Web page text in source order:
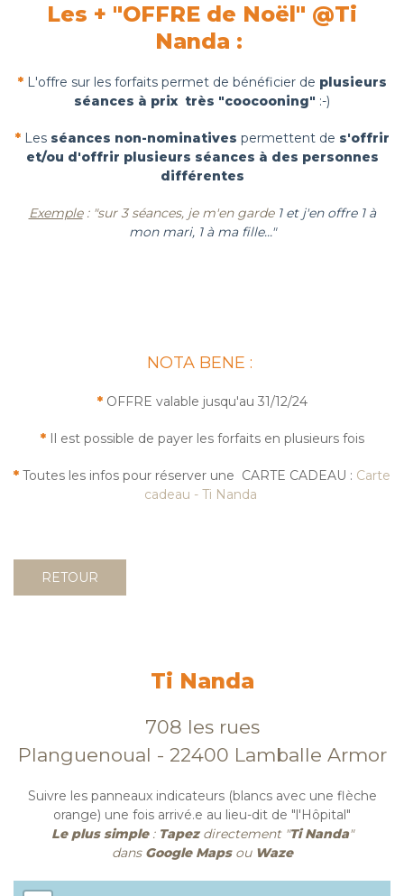
Les + "OFFRE de Noël" @Ti
Nanda :
*L'offre sur les forfaits permet de bénéficier de plusieurs
séances à prix très "coocooning" :-)
* Les séances non-nominatives permettent de s'offrir
et/ou d'offrir plusieurs séances à des personnes
différentes
Exemple: "sur 3 séances, je m'en garde 1 et j'en offre 1 à
mon mari, 1 à ma fille..."
NOTA BENE :
* OFFRE valable jusqu'au 31/12/24
* Il est possible de payer les forfaits en plusieurs fois
* Toutes les infos pour réserver une CARTE CADEAU : Carte
cadeau - Ti Nanda
RETOUR
Ti Nanda
708 les rues
Planguenoual - 22400 Lamballe Armor
Suivre les panneaux indicateurs (blancs avec une flèche
orange) une fois arrivé.e au lieu-dit de "l'Hôpital"
Le plus simple : Tapez directement "Ti Nanda"
dans Google Mapsou Waze